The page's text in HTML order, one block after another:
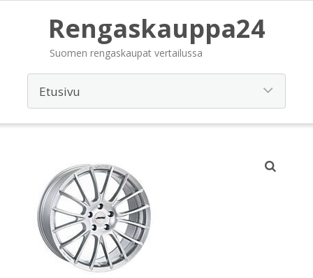
Rengaskauppa24
Suomen rengaskaupat vertailussa